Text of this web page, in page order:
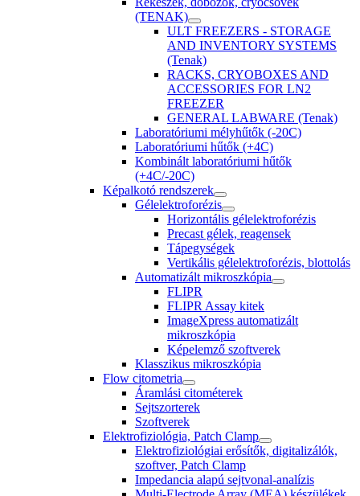
(TENAK)
ULT FREEZERS - STORAGE
AND INVENTORY SYSTEMS
(Tenak)
RACKS, CRYOBOXES AND
ACCESSORIES FOR LN2
FREEZER
GENERAL LABWARE (Tenak)
Laboratóriumi mélyhűtők (-20C)
Laboratóriumi hűtők (+4C)
Kombinált laboratóriumi hűtők
(+4C/-20C)
Képalkotó rendszerek
Gélelektroforézis
Horizontális gélelektroforézis
Precast gélek, reagensek
Tápegységek
Vertikális gélelektroforézis, blottolás
Automatizált mikroszkópia
FLIPR
FLIPR Assay kitek
ImageXpress automatizált
mikroszkópia
Képelemző szoftverek
Klasszikus mikroszkópia
Flow citometria
Áramlási citométerek
Sejtszorterek
Szoftverek
Elektrofiziológia, Patch Clamp
Elektrofiziológiai erősítők, digitalizálók,
szoftver, Patch Clamp
Impedancia alapú sejtvonal-analízis